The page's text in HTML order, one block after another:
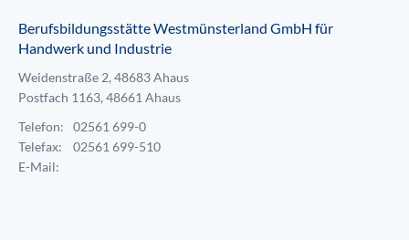
Berufsbildungsstätte Westmünsterland GmbH für
Handwerk und Industrie
Weidenstraße 2, 48683 Ahaus
Postfach 1163, 48661 Ahaus
Telefon:
02561 699-0
Telefax:
02561 699-510
E-Mail: